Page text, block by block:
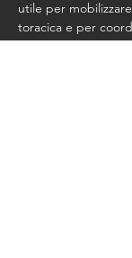
utile per
toracica e per
quelli delle anche